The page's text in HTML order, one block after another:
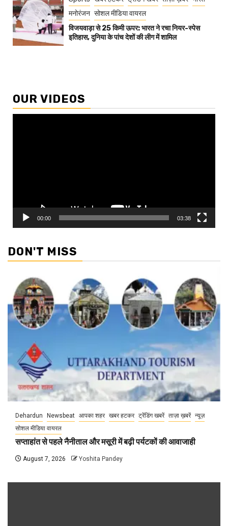
मनोरंजन सोशल मीडिया वायरल
विजयवाड़ा से 25 किमी ऊपर: भारत ने रचा नियर-स्पेस
इतिहास, दुनिया के पांच देशों की लीग में शामिल
OUR VIDEOS
00:00 03:38
DON'T MISS
Dehardun Newsbeat आपका शहर खबर हटकर ट्रेंडिंग खबरें ताज़ा ख़बरें न्यूज़
सोशल मीडिया वायरल
सप्ताहांत से पहले नैनीताल और मसूरी में बढ़ी पर्यटकों की आवाजाही
August 7, 2026 Yoshita Pandey